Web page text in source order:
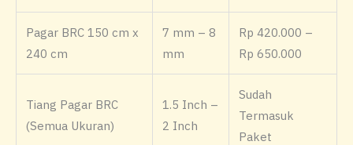
Pagar BRC 150 cm x
240 cm
7 mm – 8
mm
Rp 420.000 –
Rp 650.000
Tiang Pagar BRC
(Semua Ukuran)
1.5 Inch –
2 Inch
Sudah
Termasuk
Paket